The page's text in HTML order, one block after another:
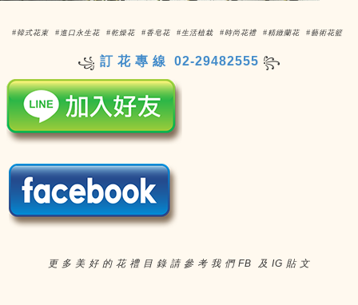
#韓式花束 #進口永生花 #乾燥花 #香皂花 #生活植栽 #時尚花禮 #精緻蘭花 #藝術花籃
꧁ 訂 花 專 線 02-29482555 ꧂
更 多 美 好 的 花 禮 目 錄 請 參 考 我 們 FB 及 IG 貼 文